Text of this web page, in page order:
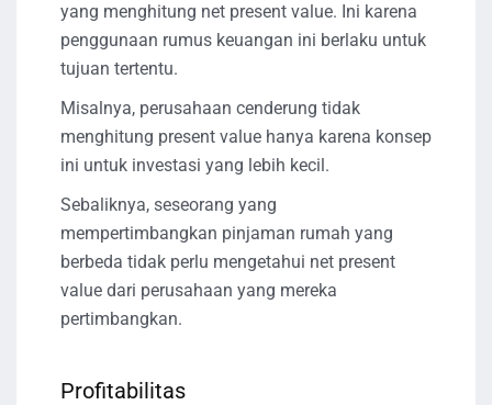
yang menghitung net present value. Ini karena
penggunaan rumus keuangan ini berlaku untuk
tujuan tertentu.
Misalnya, perusahaan cenderung tidak
menghitung present value hanya karena konsep
ini untuk investasi yang lebih kecil.
Sebaliknya, seseorang yang
mempertimbangkan pinjaman rumah yang
berbeda tidak perlu mengetahui net present
value dari perusahaan yang mereka
pertimbangkan.
Profitabilitas